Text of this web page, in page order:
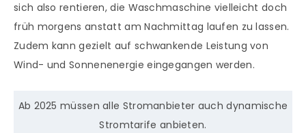
sich also rentieren, die Waschmaschine vielleicht doch
früh morgens anstatt am Nachmittag laufen zu lassen.
Zudem kann gezielt auf schwankende Leistung von
Wind- und Sonnenenergie eingegangen werden.
Ab 2025 müssen alle Stromanbieter auch dynamische
Stromtarife anbieten.